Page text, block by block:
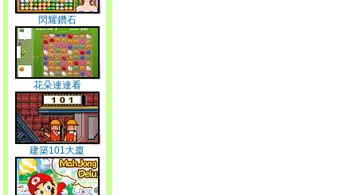
閃耀鑽石
花朵連連看
建築101大廈